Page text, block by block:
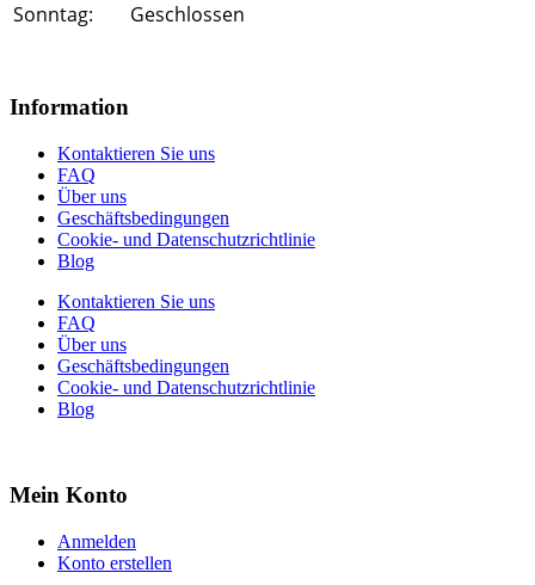
Sonntag:
Geschlossen
Information
Kontaktieren Sie uns
FAQ
Über uns
Geschäftsbedingungen
Cookie- und Datenschutzrichtlinie
Blog
Kontaktieren Sie uns
FAQ
Über uns
Geschäftsbedingungen
Cookie- und Datenschutzrichtlinie
Blog
Mein Konto
Anmelden
Konto erstellen